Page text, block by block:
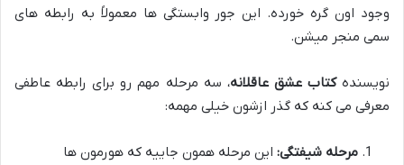
وجود اون گره خورده. این جور وابستگی ها معمولاً به رابطه های
سمی منجر میشن.
نویسندهکتاب عشق عاقلانه، سه مرحله مهم رو برای رابطه عاطفی
معرفی می کنه که گذر ازشون خیلی مهمه:
مرحله شیفتگی: این مرحله همون جاییه که هورمون ها